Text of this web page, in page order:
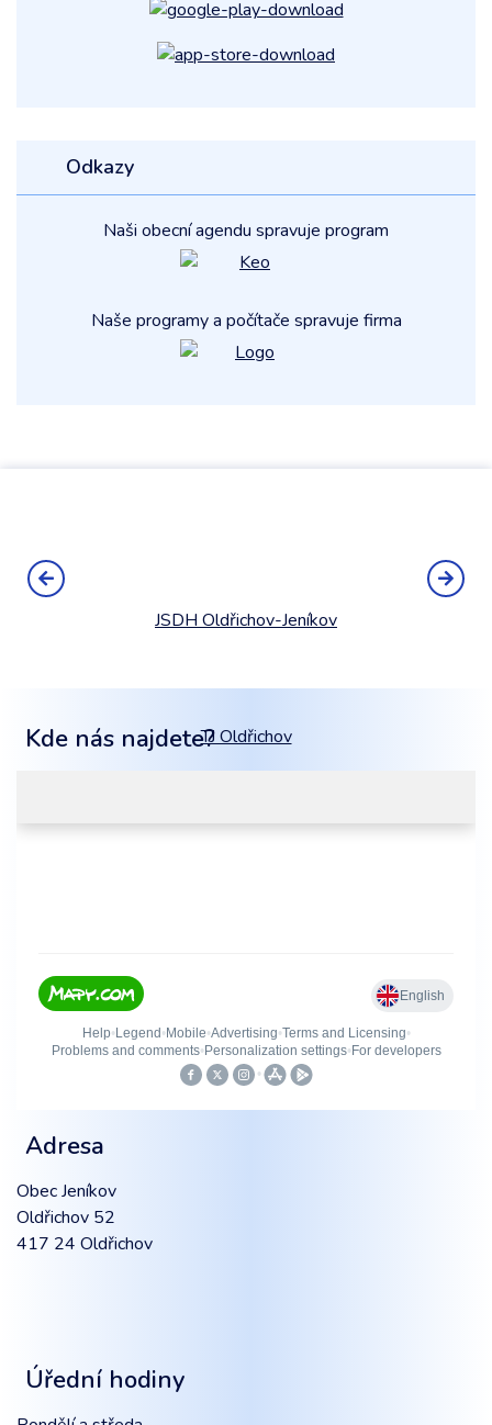
Odkazy
Naši obecní agendu spravuje program
Naše programy a počítače spravuje firma
JSDH Oldřichov-Jeníkov
TJ Oldřichov
Czech POINT
Kde nás najdete?
Adresa
Obec Jeníkov
Oldřichov 52
417 24 Oldřichov
Úřední hodiny